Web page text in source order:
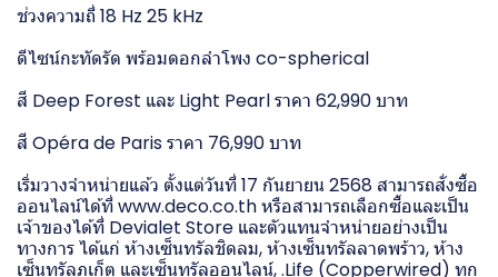
ช่วงความถี่ 18 Hz 25 kHz
ดีไซน์กะทัดรัด พร้อมดอกลำโพง co-spherical
สี Deep Forest และ Light Pearl ราคา 62,990 บาท
สี Opéra de Paris ราคา 76,990 บาท
เริ่มวางจำหน่ายแล้ว ตั้งแต่วันที่ 17 กันยายน 2568 สามารถสั่งซื้อ
ออนไลน์ได้ที่ www.deco.co.th หรือสามารถเลือกซื้อและเป็น
เจ้าของได้ที่ Devialet Store และตัวแทนจำหน่ายอย่างเป็น
ทางการ ได้แก่ ห้างเซ็นทรัลชิดลม, ห้างเซ็นทรัลลาดพร้าว, ห้าง
เซ็นทรัลภูเก็ต และเซ็นทรัลออนไลน์, .Life (Copperwired) ทุก